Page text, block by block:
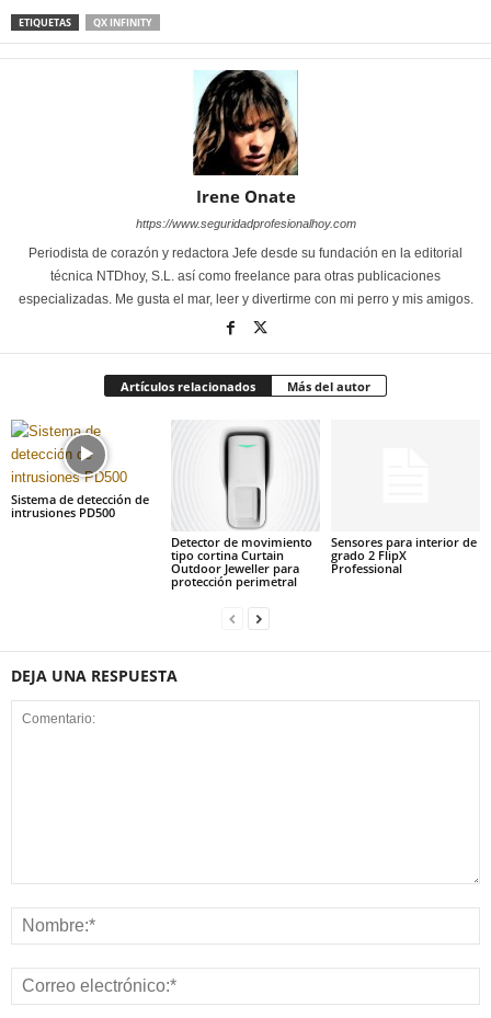
ETIQUETAS QX INFINITY
Irene Onate
https://www.seguridadprofesionalhoy.com
Periodista de corazón y redactora Jefe desde su fundación en la editorial
técnica NTDhoy, S.L. así como freelance para otras publicaciones
especializadas. Me gusta el mar, leer y divertirme con mi perro y mis amigos.
Artículos relacionados Más del autor
Sistema de detección de
intrusiones PD500
Detector de movimiento
tipo cortina Curtain
Outdoor Jeweller para
protección perimetral
Sensores para interior de
grado 2 FlipX
Professional
DEJA UNA RESPUESTA